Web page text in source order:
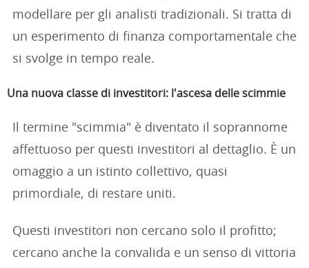
modellare per gli analisti tradizionali. Si tratta di
un esperimento di finanza comportamentale che
si svolge in tempo reale.
Una nuova classe di investitori: l'ascesa delle scimmie
Il termine "scimmia" è diventato il soprannome
affettuoso per questi investitori al dettaglio. È un
omaggio a un istinto collettivo, quasi
primordiale, di restare uniti.
Questi investitori non cercano solo il profitto;
cercano anche la convalida e un senso di vittoria